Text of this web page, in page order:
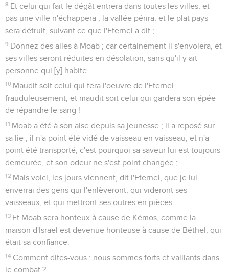
8 Et celui qui fait le dégât entrera dans toutes les villes, et
pas une ville n'échappera ; la vallée périra, et le plat pays
sera détruit, suivant ce que l'Eternel a dit ;
9 Donnez des ailes à Moab ; car certainement il s'envolera, et
ses villes seront réduites en désolation, sans qu'il y ait
personne qui [y] habite.
10 Maudit soit celui qui fera l'oeuvre de l'Eternel
frauduleusement, et maudit soit celui qui gardera son épée
de répandre le sang !
11 Moab a été à son aise depuis sa jeunesse ; il a reposé sur
sa lie ; il n'a point été vidé de vaisseau en vaisseau, et n'a
point été transporté, c'est pourquoi sa saveur lui est toujours
demeurée, et son odeur ne s'est point changée ;
12 Mais voici, les jours viennent, dit l'Eternel, que je lui
enverrai des gens qui l'enlèveront, qui videront ses
vaisseaux, et qui mettront ses outres en pièces.
13 Et Moab sera honteux à cause de Kémos, comme la
maison d'Israël est devenue honteuse à cause de Béthel, qui
était sa confiance.
14 Comment dites-vous : nous sommes forts et vaillants dans
le combat ?